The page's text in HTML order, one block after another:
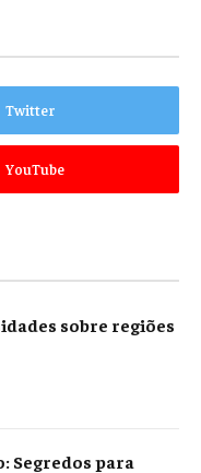
Twitter
YouTube
sobre regiões
Segredos para